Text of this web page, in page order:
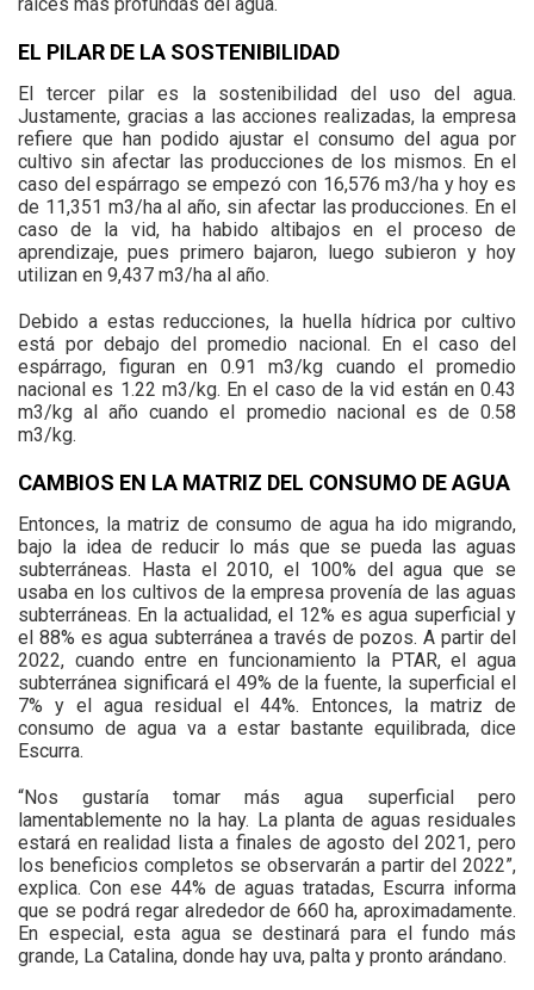
raíces más profundas del agua.
EL PILAR DE LA SOSTENIBILIDAD
El tercer pilar es la sostenibilidad del uso del agua.
Justamente, gracias a las acciones realizadas, la empresa
refiere que han podido ajustar el consumo del agua por
cultivo sin afectar las producciones de los mismos. En el
caso del espárrago se empezó con 16,576 m3/ha y hoy es
de 11,351 m3/ha al año, sin afectar las producciones. En el
caso de la vid, ha habido altibajos en el proceso de
aprendizaje, pues primero bajaron, luego subieron y hoy
utilizan en 9,437 m3/ha al año.
Debido a estas reducciones, la huella hídrica por cultivo
está por debajo del promedio nacional. En el caso del
espárrago, figuran en 0.91 m3/kg cuando el promedio
nacional es 1.22 m3/kg. En el caso de la vid están en 0.43
m3/kg al año cuando el promedio nacional es de 0.58
m3/kg.
CAMBIOS EN LA MATRIZ DEL CONSUMO DE AGUA
Entonces, la matriz de consumo de agua ha ido migrando,
bajo la idea de reducir lo más que se pueda las aguas
subterráneas. Hasta el 2010, el 100% del agua que se
usaba en los cultivos de la empresa provenía de las aguas
subterráneas. En la actualidad, el 12% es agua superficial y
el 88% es agua subterránea a través de pozos. A partir del
2022, cuando entre en funcionamiento la PTAR, el agua
subterránea significará el 49% de la fuente, la superficial el
7% y el agua residual el 44%. Entonces, la matriz de
consumo de agua va a estar bastante equilibrada, dice
Escurra.
“Nos gustaría tomar más agua superficial pero
lamentablemente no la hay. La planta de aguas residuales
estará en realidad lista a finales de agosto del 2021, pero
los beneficios completos se observarán a partir del 2022”,
explica. Con ese 44% de aguas tratadas, Escurra informa
que se podrá regar alrededor de 660 ha, aproximadamente.
En especial, esta agua se destinará para el fundo más
grande, La Catalina, donde hay uva, palta y pronto arándano.